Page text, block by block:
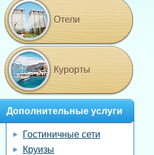
Отели
Курорты
Дополнительные услуги
Гостиничные сети
Круизы